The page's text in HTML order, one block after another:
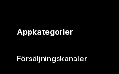
Appkategorier
Försäljningskanaler